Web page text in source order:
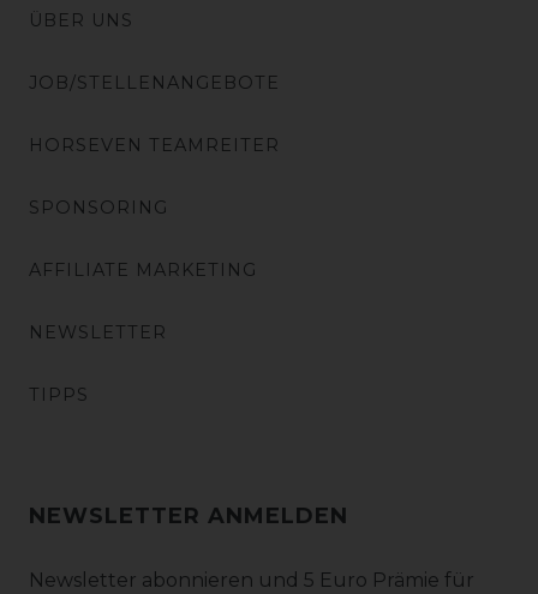
ÜBER UNS
JOB/STELLENANGEBOTE
HORSEVEN TEAMREITER
SPONSORING
AFFILIATE MARKETING
NEWSLETTER
TIPPS
NEWSLETTER ANMELDEN
Newsletter abonnieren und 5 Euro Prämie für